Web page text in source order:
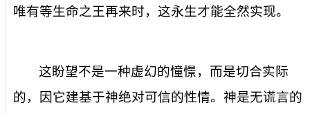
唯有等生命之王再来时，这永生才能全然实现。
这盼望不是一种虚幻的憧憬，而是切合实际
的，因它建基于神绝对可信的性情。神是无谎言的